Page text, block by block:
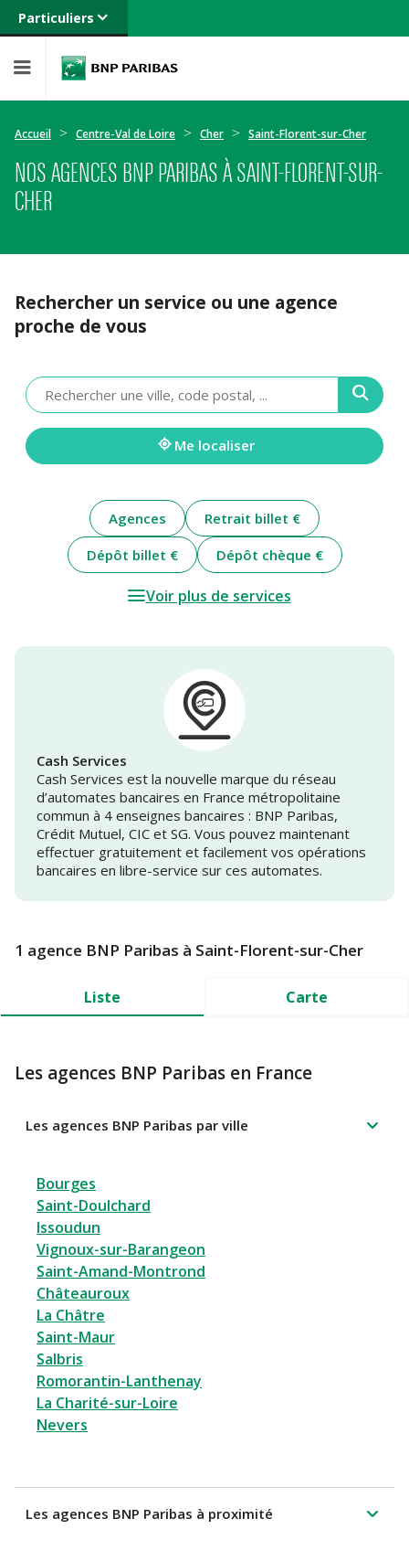
Particuliers
Banque privée
Entreprises
Accueil Centre-Val de Loire Cher Saint-Florent-sur-Cher
NOS AGENCES BNP PARIBAS À SAINT-FLORENT-SUR-
CHER
Rechercher un service ou une agence
proche de vous
Veuillez
renseigner
une
adresse
Me localiser
Agences
Retrait billet €
Dépôt billet €
Dépôt chèque €
Voir plus de services
Cash Services
Cash Services est la nouvelle marque du réseau
d’automates bancaires en France métropolitaine
commun à 4 enseignes bancaires : BNP Paribas,
Crédit Mutuel, CIC et SG. Vous pouvez maintenant
effectuer gratuitement et facilement vos opérations
bancaires en libre-service sur ces automates.
1 agence BNP Paribas à Saint-Florent-sur-Cher
Liste Carte
Les agences BNP Paribas en France
Les agences BNP Paribas par ville
Bourges
Saint-Doulchard
Issoudun
Vignoux-sur-Barangeon
Saint-Amand-Montrond
Châteauroux
La Châtre
Saint-Maur
Salbris
Romorantin-Lanthenay
La Charité-sur-Loire
Nevers
Les agences BNP Paribas à proximité